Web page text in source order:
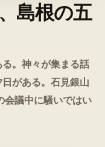
島根の五
。神々が集まる話
がある。石見銀山
会議中に騒いではい